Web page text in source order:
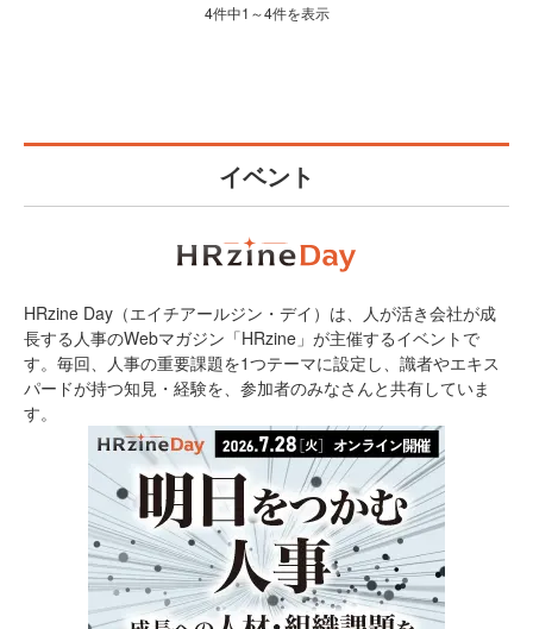
4件中1～4件を表示
イベント
HRzine Day（エイチアールジン・デイ）は、人が活き会社が成
長する人事のWebマガジン「HRzine」が主催するイベントで
す。毎回、人事の重要課題を1つテーマに設定し、識者やエキス
パードが持つ知見・経験を、参加者のみなさんと共有していま
す。